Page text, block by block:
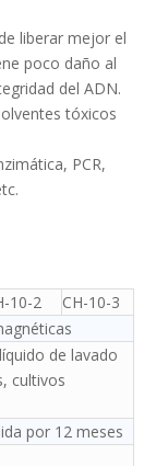
liberar mejor el
poco daño al
del ADN.
tóxicos
PCR,
10-2
CH-10-3
de lavado
cultivos
por 12 meses